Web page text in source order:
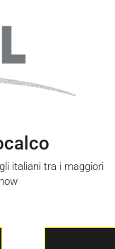
italiani tra i maggiori